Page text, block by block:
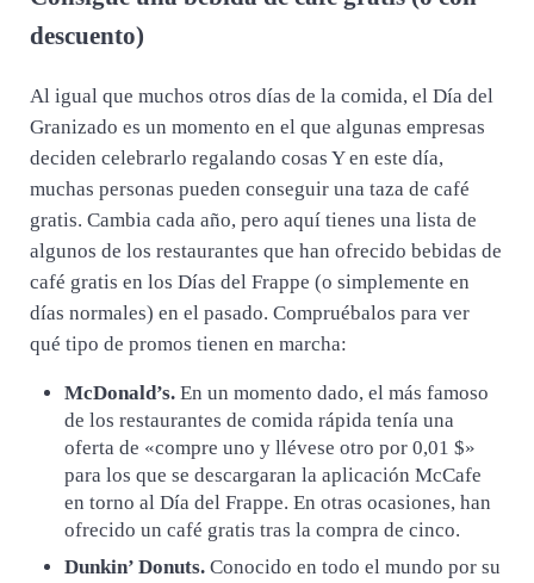
descuento)
Al igual que muchos otros días de la comida, el Día del
Granizado es un momento en el que algunas empresas
deciden celebrarlo regalando cosas Y en este día,
muchas personas pueden conseguir una taza de café
gratis. Cambia cada año, pero aquí tienes una lista de
algunos de los restaurantes que han ofrecido bebidas de
café gratis en los Días del Frappe (o simplemente en
días normales) en el pasado. Compruébalos para ver
qué tipo de promos tienen en marcha:
McDonald’s. En un momento dado, el más famoso
de los restaurantes de comida rápida tenía una
oferta de «compre uno y llévese otro por 0,01 $»
para los que se descargaran la aplicación McCafe
en torno al Día del Frappe. En otras ocasiones, han
ofrecido un café gratis tras la compra de cinco.
Dunkin’ Donuts. Conocido en todo el mundo por su